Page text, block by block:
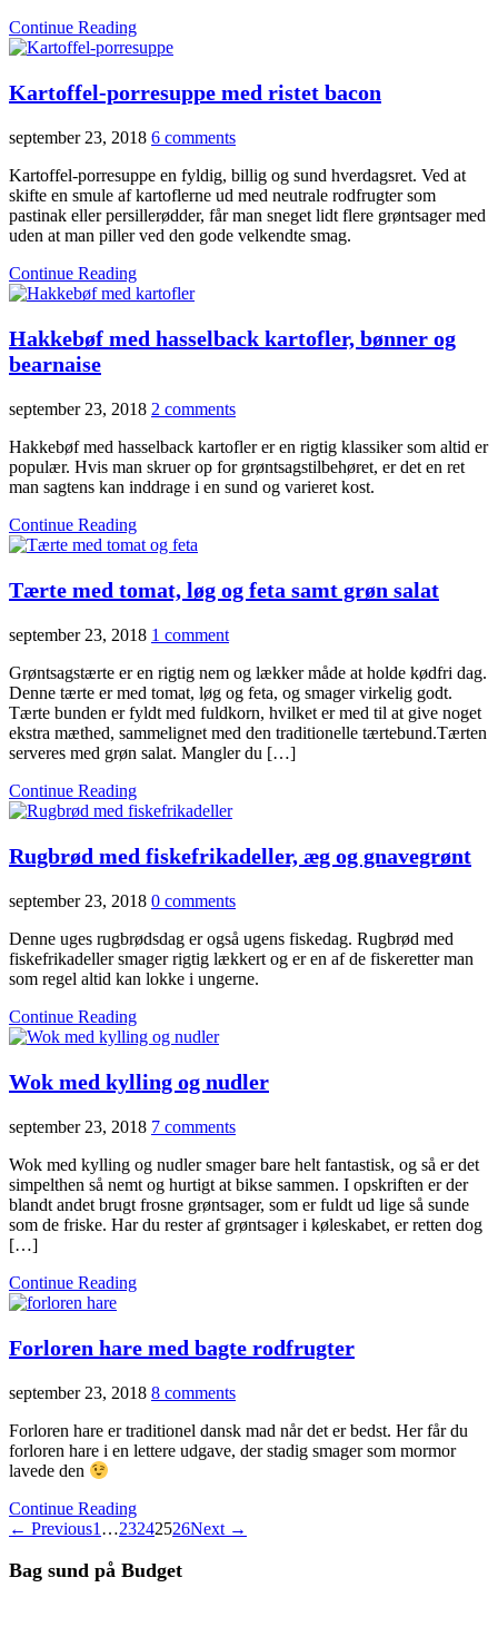
Continue Reading
Kartoffel-porresuppe med ristet bacon
september 23, 2018 6 comments
Kartoffel-porresuppe en fyldig, billig og sund hverdagsret. Ved at
skifte en smule af kartoflerne ud med neutrale rodfrugter som
pastinak eller persillerødder, får man sneget lidt flere grøntsager med
uden at man piller ved den gode velkendte smag.
Continue Reading
Hakkebøf med hasselback kartofler, bønner og
bearnaise
september 23, 2018 2 comments
Hakkebøf med hasselback kartofler er en rigtig klassiker som altid er
populær. Hvis man skruer op for grøntsagstilbehøret, er det en ret
man sagtens kan inddrage i en sund og varieret kost.
Continue Reading
Tærte med tomat, løg og feta samt grøn salat
september 23, 2018 1 comment
Grøntsagstærte er en rigtig nem og lækker måde at holde kødfri dag.
Denne tærte er med tomat, løg og feta, og smager virkelig godt.
Tærte bunden er fyldt med fuldkorn, hvilket er med til at give noget
ekstra mæthed, sammelignet med den traditionelle tærtebund.Tærten
serveres med grøn salat. Mangler du […]
Continue Reading
Rugbrød med fiskefrikadeller, æg og gnavegrønt
september 23, 2018 0 comments
Denne uges rugbrødsdag er også ugens fiskedag. Rugbrød med
fiskefrikadeller smager rigtig lækkert og er en af de fiskeretter man
som regel altid kan lokke i ungerne.
Continue Reading
Wok med kylling og nudler
september 23, 2018 7 comments
Wok med kylling og nudler smager bare helt fantastisk, og så er det
simpelthen så nemt og hurtigt at bikse sammen. I opskriften er der
blandt andet brugt frosne grøntsager, som er fuldt ud lige så sunde
som de friske. Har du rester af grøntsager i køleskabet, er retten dog
[…]
Continue Reading
Forloren hare med bagte rodfrugter
september 23, 2018 8 comments
Forloren hare er traditionel dansk mad når det er bedst. Her får du
forloren hare i en lettere udgave, der stadig smager som mormor
lavede den
Continue Reading
← Previous1 …23242526Next →
Bag sund på Budget